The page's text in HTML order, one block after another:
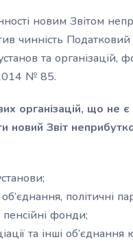
новим Звітом
чинність
та
№ 85.
організацій, що не
новий Звіт
політичні
пенсійні фонди;
та інші